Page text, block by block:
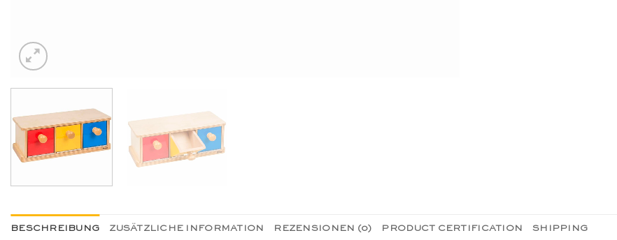
BESCHREIBUNG ZUSÄTZLICHE INFORMATION REZENSIONEN (0) PRODUCT CERTIFICATION SHIPPING